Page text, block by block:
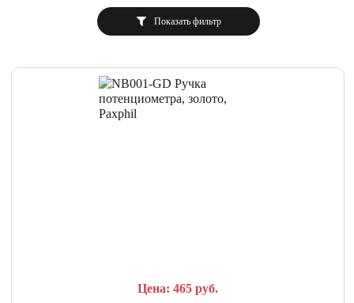
Показать фильтр
Цена: 465 руб.